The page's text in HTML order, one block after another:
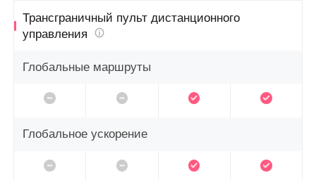
Трансграничный пульт дистанционного
управления
Глобальные маршруты
Глобальное ускорение